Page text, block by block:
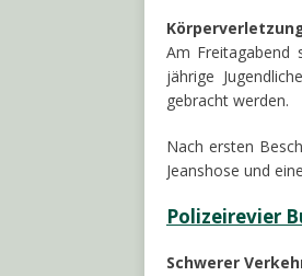
Am Freitagabend
jährige
gebracht werden.
Nach ersten
Jeanshose und
Polizeirevier
Schwerer